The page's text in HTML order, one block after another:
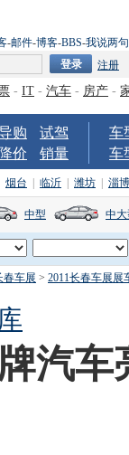
-邮件-博客-BBS-我说两句
注册
- IT - 汽车 - 房产 -
购
试驾
降价 销量
车
车
烟台 临沂 潍坊 淄博
中型 中
春车展 > 2011长春车展展
汽